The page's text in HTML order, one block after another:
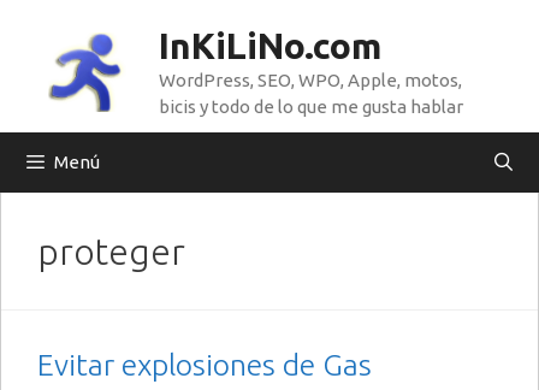
contenido
InKiLiNo.com
WordPress, SEO, WPO, Apple, motos,
bicis y todo de lo que me gusta hablar
Menú
proteger
Evitar explosiones de Gas